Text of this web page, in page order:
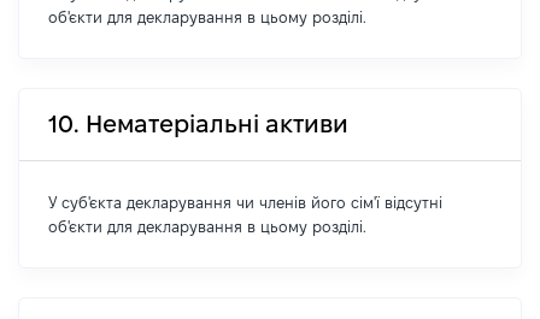
об'єкти для декларування в цьому розділі.
10. Нематеріальні активи
У суб'єкта декларування чи членів його сім'ї відсутні
об'єкти для декларування в цьому розділі.